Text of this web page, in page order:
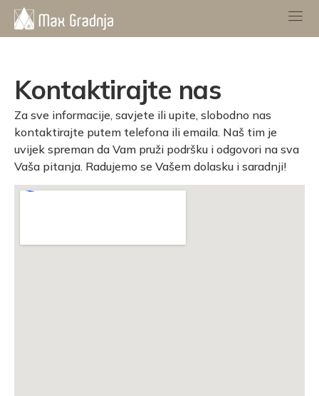
Kontaktirajte nas
Za sve informacije, savjete ili upite, slobodno nas
kontaktirajte putem telefona ili emaila. Naš tim je
uvijek spreman da Vam pruži podršku i odgovori na sva
Vaša pitanja. Radujemo se Vašem dolasku i saradnji!